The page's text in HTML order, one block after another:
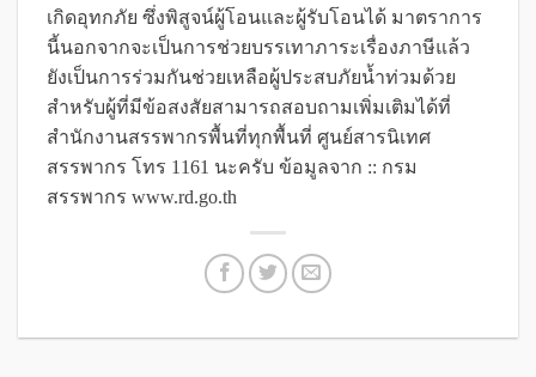
เกิดอุทกภัย ซึ่งพิสูจน์ผู้โอนและผู้รับโอนได้ มาตราการ
นี้นอกจากจะเป็นการช่วยบรรเทาภาระเรื่องภาษีแล้ว
ยังเป็นการร่วมกันช่วยเหลือผู้ประสบภัยน้ำท่วมด้วย
สำหรับผู้ที่มีข้อสงสัยสามารถสอบถามเพิ่มเติมได้ที่
สำนักงานสรรพากรพื้นที่ทุกพื้นที่ ศูนย์สารนิเทศ
สรรพากร โทร 1161 นะครับ ข้อมูลจาก :: กรม
สรรพากร www.rd.go.th